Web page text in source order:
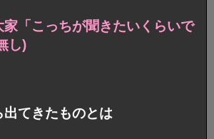
家「こっちが聞きたいくらいで
し)
てきたものとは